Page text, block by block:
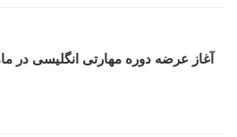
آغاز عرضه دوره‌ مهارتی انگلیسی در